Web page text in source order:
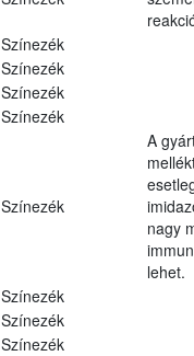
Színezék
Színezék
Színezék
Színezék
Színezék
A
nagy
lehet.
Színezék
Színezék
Színezék